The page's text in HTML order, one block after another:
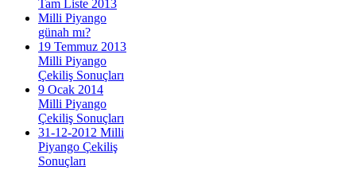
Tam Liste 2013
Milli Piyango
günah mı?
19 Temmuz 2013
Milli Piyango
Çekiliş Sonuçları
9 Ocak 2014
Milli Piyango
Çekiliş Sonuçları
31-12-2012 Milli
Piyango Çekiliş
Sonuçları